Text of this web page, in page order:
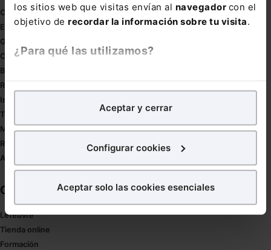
los sitios web que visitas envían al navegador con el
objetivo de recordar la información sobre tu visita.
¿Para qué las utilizamos?
analíticospara tratar demejorar tu experienciaen
nuestra página web. También con fines publicitarios,
para poder mostrarte publicidad y contenidos de tu
¿Qué puedes hacer?
en la web sea óptima
Puedes
todas las cookies excepto aquellas imprescindibles.
Aceptar y cerrar
Configurar cookies
Aceptar solo las cookies esenciales
Coronavirus
Estudio de salud abogacía
Gestión de despachos
Compliance
Buenas Prácticas Tributarias
RGPD
Innovación
Tesauro
Mapa web
Redirect sitemap
Autores de El Derecho
Corporativo
Lefebvre
Tienda online
Formación